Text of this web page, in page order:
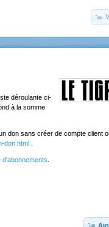
déroulante ci-
à la somme
don sans créer de compte client
don.html
d'abonnements